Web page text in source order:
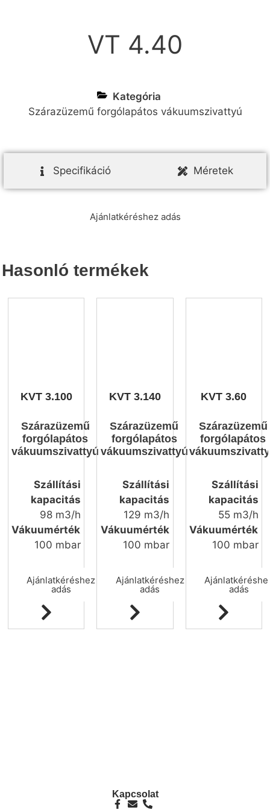
VT 4.40
Kategória
Szárazüzemű forgólapátos vákuumszivattyú
Specifikáció Méretek
Ajánlatkéréshez adás
Hasonló termékek
KVT 3.100
Szárazüzemű
forgólapátos
vákuumszivattyú
Szállítási
kapacitás
98 m3/h
Vákuumérték
100 mbar
Ajánlatkéréshez
adás
KVT 3.140
Szárazüzemű
forgólapátos
vákuumszivattyú
Szállítási
kapacitás
129 m3/h
Vákuumérték
100 mbar
Ajánlatkéréshez
adás
KVT 3.60
Szárazüzemű
forgólapátos
Szállítási
kapacitás
55 m3/h
Vákuumérték
100 mbar
adás
Kapcsolat